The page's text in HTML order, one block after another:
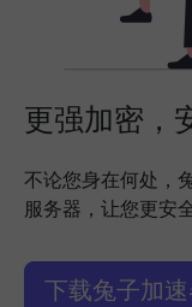
更强加密，
不论您身在何处，
服务器，让您更安
下载兔子加